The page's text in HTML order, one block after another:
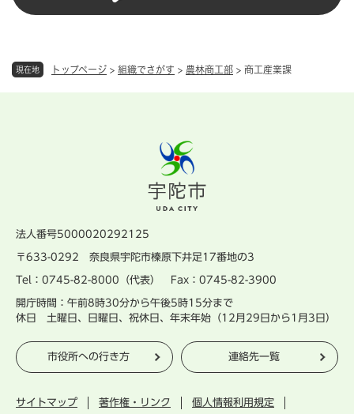
現在地 トップページ > 組織でさがす > 農林商工部 > 商工産業課
法人番号5000020292125
〒633-0292 奈良県宇陀市榛原下井足17番地の3
Tel：0745-82-8000（代表） Fax：0745-82-3900
開庁時間：午前8時30分から午後5時15分まで
休日 土曜日、日曜日、祝休日、年末年始（12月29日から1月3日）
市役所への行き方 連絡先一覧
サイトマップ 著作権・リンク 個人情報利用規定